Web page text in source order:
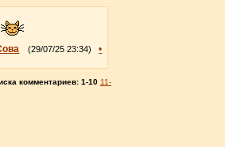
(29/07/25 23:34) •
комментариев: 1-10 11-